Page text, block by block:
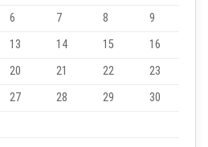
6 7 8
9
13 14 15
16
20 21 22
23
27 28 29
30